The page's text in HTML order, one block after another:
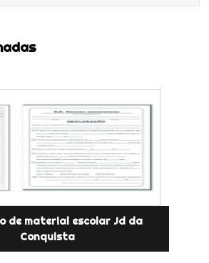
de material escolar Jd da
Conquista